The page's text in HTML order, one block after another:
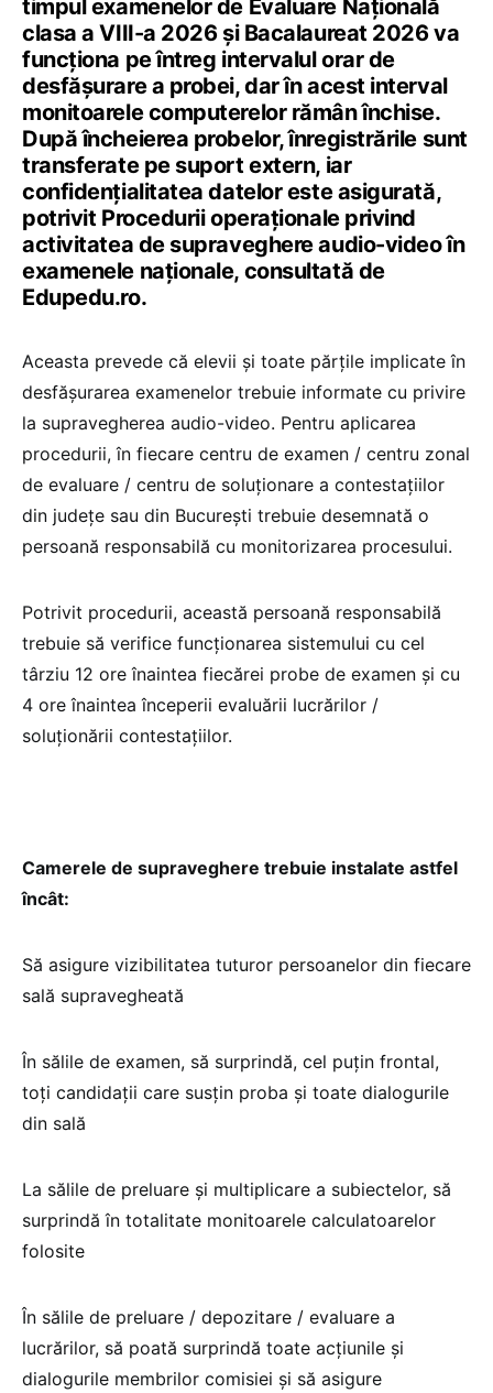
timpul examenelor de Evaluare Națională
clasa a VIII-a 2026 și Bacalaureat 2026 va
funcționa pe întreg intervalul orar de
desfășurare a probei, dar în acest interval
monitoarele computerelor rămân închise.
După încheierea probelor, înregistrările sunt
transferate pe suport extern, iar
confidențialitatea datelor este asigurată,
potrivit Procedurii operaționale privind
activitatea de supraveghere audio-video în
examenele naționale, consultată de
Edupedu.ro.
Aceasta prevede că elevii și toate părțile implicate în
desfășurarea examenelor trebuie informate cu privire
la supravegherea audio-video. Pentru aplicarea
procedurii, în fiecare centru de examen / centru zonal
de evaluare / centru de soluționare a contestațiilor
din județe sau din București trebuie desemnată o
persoană responsabilă cu monitorizarea procesului.
Potrivit procedurii, această persoană responsabilă
trebuie să verifice funcționarea sistemului cu cel
târziu 12 ore înaintea fiecărei probe de examen și cu
4 ore înaintea începerii evaluării lucrărilor /
soluționării contestațiilor.
Camerele de supraveghere trebuie instalate astfel
încât:
Să asigure vizibilitatea tuturor persoanelor din fiecare
sală supravegheată
În sălile de examen, să surprindă, cel puțin frontal,
toți candidații care susțin proba și toate dialogurile
din sală
La sălile de preluare și multiplicare a subiectelor, să
surprindă în totalitate monitoarele calculatoarelor
folosite
În sălile de preluare / depozitare / evaluare a
lucrărilor, să poată surprindă toate acțiunile și
dialogurile membrilor comisiei și să asigure